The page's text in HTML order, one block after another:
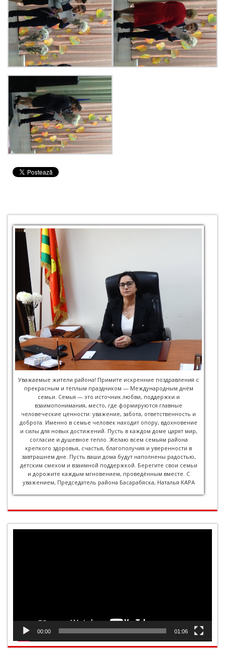
Уважаемые жители района! Примите искренние поздравления с
прекрасным и тёплым праздником — Международным днём
семьи. Семья — это источник любви, поддержки и
взаимопонимания, место, где формируются главные
человеческие ценности: уважение, забота, ответственность и
доброта. Именно в семье человек находит опору, вдохновение
и силы для новых достижений. Пусть в каждом доме царят мир,
согласие и душевное тепло. Желаю всем семьям района
крепкого здоровья, счастья, благополучия и уверенности в
завтрашнем дне. Пусть ваши дома будут наполнены радостью,
детским смехом и взаимной поддержкой. Берегите свои семьи
и дорожите каждым мгновением, проведённым вместе. С
уважением, Председатель района Басарабяска, Наталья КАРА
00:00 01:06